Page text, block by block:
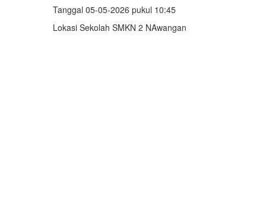
Tanggal 05-05-2026 pukul 10:45
Lokasi Sekolah SMKN 2 NAwangan